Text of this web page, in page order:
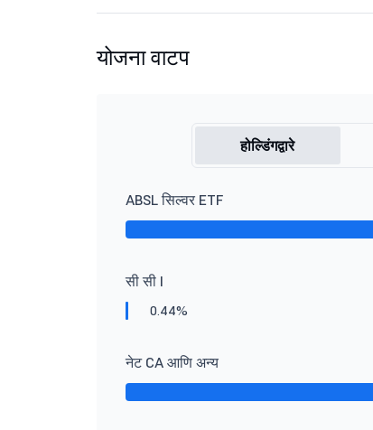
योजना वाटप
होल्डिंगद्वारे
ABSL सिल्वर ETF
सी सी I
0.44%
नेट CA आणि अन्य